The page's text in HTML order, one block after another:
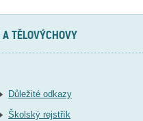
TĚLOVÝCHOVY
Důležité odkazy
Školský rejstřík